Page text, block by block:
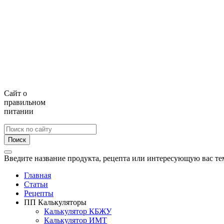
Сайт о
правильном
питании
Поиск
Введите название продукта, рецепта или интересующую вас
Главная
Статьи
Рецепты
ПП Калькуляторы
Калькулятор КБЖУ
Калькулятор ИМТ